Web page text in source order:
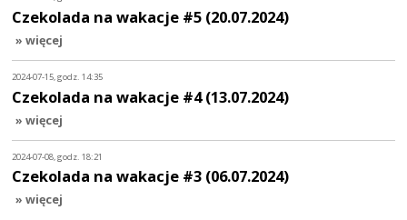
Czekolada na wakacje #5 (20.07.2024)
» więcej
2024-07-15, godz. 14:35
Czekolada na wakacje #4 (13.07.2024)
» więcej
2024-07-08, godz. 18:21
Czekolada na wakacje #3 (06.07.2024)
» więcej